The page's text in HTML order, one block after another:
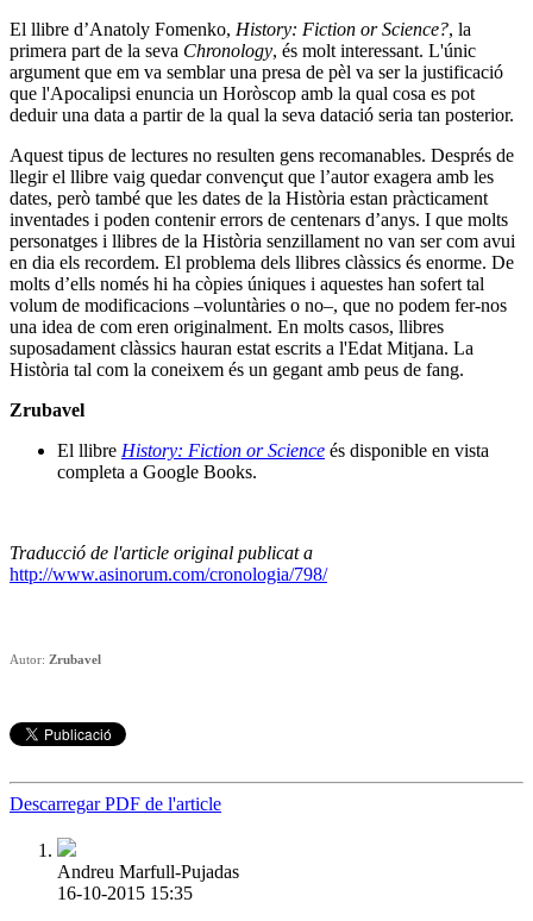
El llibre d’Anatoly Fomenko, History: Fiction or Science?, la
primera part de la seva Chronology, és molt interessant. L'únic
argument que em va semblar una presa de pèl va ser la justificació
que l'Apocalipsi enuncia un Horòscop amb la qual cosa es pot
deduir una data a partir de la qual la seva datació seria tan posterior.
Aquest tipus de lectures no resulten gens recomanables. Després de
llegir el llibre vaig quedar convençut que l’autor exagera amb les
dates, però també que les dates de la Història estan pràcticament
inventades i poden contenir errors de centenars d’anys. I que molts
personatges i llibres de la Història senzillament no van ser com avui
en dia els recordem. El problema dels llibres clàssics és enorme. De
molts d’ells només hi ha còpies úniques i aquestes han sofert tal
volum de modificacions –voluntàries o no–, que no podem fer-nos
una idea de com eren originalment. En molts casos, llibres
suposadament clàssics hauran estat escrits a l'Edat Mitjana. La
Història tal com la coneixem és un gegant amb peus de fang.
Zrubavel
El llibre History: Fiction or Science és disponible en vista
completa a Google Books.
Traducció de l'article original publicat a
http://www.asinorum.com/cronologia/798/
Autor: Zrubavel
Descarregar PDF de l'article
Andreu Marfull-Pujadas
16-10-2015 15:35